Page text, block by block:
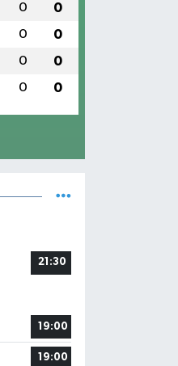
0 0
0 0
0 0
0 0
21:30
19:00
19:00